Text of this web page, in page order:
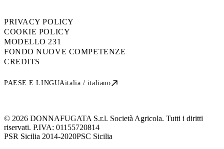
PRIVACY POLICY
COOKIE POLICY
MODELLO 231
FONDO NUOVE COMPETENZE
CREDITS
PAESE E LINGUAitalia / italiano
© 2026 DONNAFUGATA S.r.l. Società Agricola. Tutti i diritti
riservati. P.IVA: 01155720814
PSR Sicilia 2014-2020PSC Sicilia